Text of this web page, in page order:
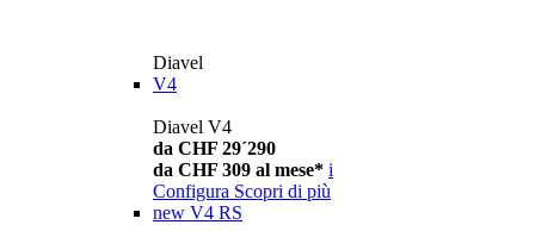
Diavel
V4
Diavel V4
da CHF 29´290
da CHF 309 al mese* i
Configura Scopri di più
new V4 RS